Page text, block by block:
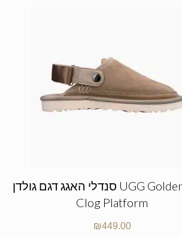
סנדלי האגג דגם גולדן UGG Goldencoast
Clog Platform
₪449.00